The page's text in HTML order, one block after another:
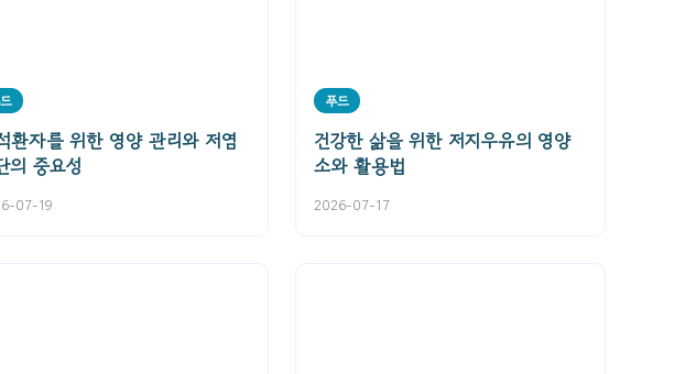
환자를 위한 영양 관리와 저염
의 중요성
07-19
푸드
건강한 삶을 위한 저지우유의 영양
소와 활용법
2026-07-17